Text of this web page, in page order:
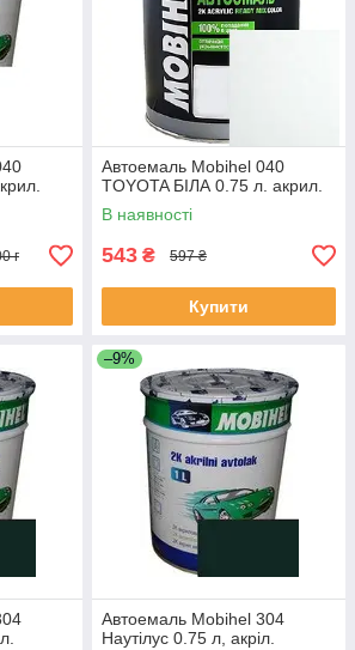
г
Автоемаль Mobihel 040
TOYOTA БІЛА 0.75 л. акрил.
В наявності
543 ₴ 597 ₴
Купити
–9%
Автоемаль Mobihel 304
Наутілус 0.75 л, акріл.